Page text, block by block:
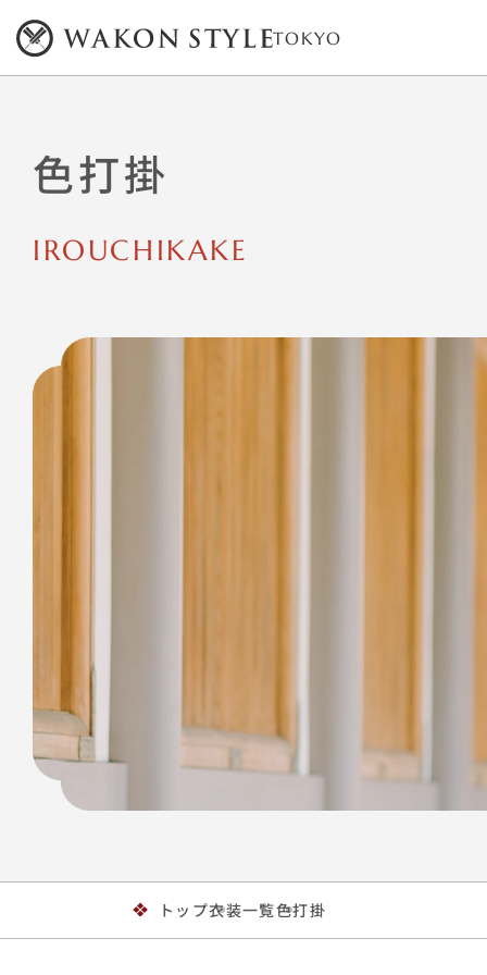
TOKYO
色打掛
IROUCHIKAKE
トップ衣装一覧色打掛